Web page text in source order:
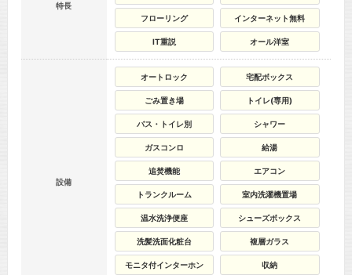
特長
フローリング
インターネット無料
IT重説 オール洋室
設備
オートロック 宅配ボックス
ごみ置き場 トイレ(専用)
バス・トイレ別 シャワー
ガスコンロ 給湯
追焚機能 エアコン
トランクルーム 室内洗濯機置場
温水洗浄便座 シューズボックス
洗髪洗面化粧台 複層ガラス
モニタ付インターホン 収納